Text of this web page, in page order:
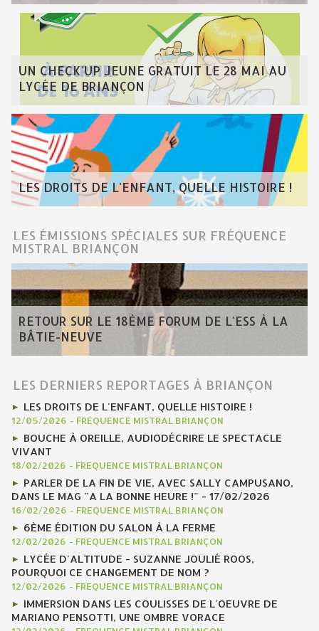
UN CHECK'UP JEUNE GRATUIT LE 28 MAI AU
LYCÉE DE BRIANÇON
LES DROITS DE L'ENFANT, QUELLE HISTOIRE !
LES ÉMISSIONS SPÉCIALES SUR FRÉQUENCE
MISTRAL BRIANÇON
RETOUR SUR LE 18ÈME FORUM DE L'ESS À LA
BÂTIE-NEUVE
LES DERNIERS REPORTAGES À BRIANÇON
LES DROITS DE L'ENFANT, QUELLE HISTOIRE !
12/05/2026 - FREQUENCE MISTRAL BRIANÇON
BOUCHE À OREILLE, AUDIODÉCRIRE LE SPECTACLE
VIVANT
18/02/2026 - FREQUENCE MISTRAL BRIANÇON
PARLER DE LA FIN DE VIE, AVEC SALLY CAMPUSANO,
DANS LE MAG "A LA BONNE HEURE !" - 17/02/2026
16/02/2026 - FREQUENCE MISTRAL BRIANÇON
6ÈME ÉDITION DU SALON À LA FERME
12/02/2026 - FREQUENCE MISTRAL BRIANÇON
LYCÉE D'ALTITUDE - SUZANNE JOULIÉ ROOS,
POURQUOI CE CHANGEMENT DE NOM ?
12/02/2026 - FREQUENCE MISTRAL BRIANÇON
IMMERSION DANS LES COULISSES DE L'OEUVRE DE
MARIANO PENSOTTI, UNE OMBRE VORACE